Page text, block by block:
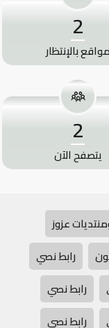
2
مواقع بالإنتظار
2
يتصفح الآن
عزوز
رابط نصي
رابط نصي
رابط نصي